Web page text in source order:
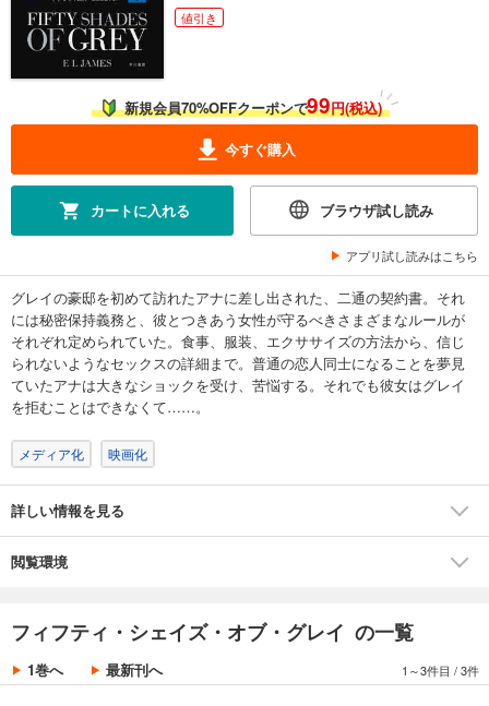
値引き
新規会員70%OFFクーポンで99円(税込)
今すぐ購入
カートに入れる ブラウザ試し読み
アプリ試し読みはこちら
グレイの豪邸を初めて訪れたアナに差し出された、二通の契約書。それ
には秘密保持義務と、彼とつきあう女性が守るべきさまざまなルールが
それぞれ定められていた。食事、服装、エクササイズの方法から、信じ
られないようなセックスの詳細まで。普通の恋人同士になることを夢見
ていたアナは大きなショックを受け、苦悩する。それでも彼女はグレイ
を拒むことはできなくて……。
メディア化 映画化
詳しい情報を見る
閲覧環境
フィフティ・シェイズ・オブ・グレイ の一覧
1巻へ 最新刊へ 1～3件目 /3件